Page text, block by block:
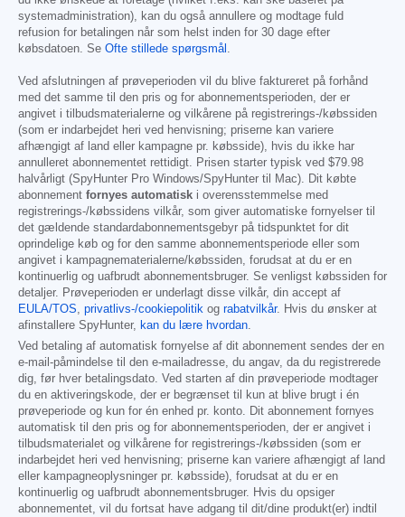
systemadministration), kan du også annullere og modtage fuld
refusion for betalingen når som helst inden for 30 dage efter
købsdatoen. Se Ofte stillede spørgsmål
Ved afslutningen af prøveperioden vil du blive faktureret på forhånd
med det samme til den pris og for abonnementsperioden, der er
angivet i tilbudsmaterialerne og vilkårene på registrerings-/købssiden
(som er indarbejdet heri ved henvisning; priserne kan variere
afhængigt af land eller kampagne pr. købsside), hvis du ikke har
annulleret abonnementet rettidigt. Prisen starter typisk ved $79.98
halvårligt (SpyHunter Pro Windows/SpyHunter til Mac). Dit købte
abonnement fornyes automatisk i overensstemmelse med
registrerings-/købssidens vilkår, som giver automatiske fornyelser til
det gældende standardabonnementsgebyr på tidspunktet for dit
oprindelige køb og for den samme abonnementsperiode eller som
angivet i kampagnematerialerne/købssiden, forudsat at du er en
kontinuerlig og uafbrudt abonnementsbruger. Se venligst købssiden for
detaljer. Prøveperioden er underlagt disse vilkår, din accept af
EULA/TOS
privatlivs-/cookiepolitik og rabatvilkår. Hvis du ønsker at
afinstallere SpyHunter,
kan du lære hvordan
Ved betaling af automatisk fornyelse af dit abonnement sendes der en
e-mail-påmindelse til den e-mailadresse, du angav, da du registrerede
dig, før hver betalingsdato. Ved starten af din prøveperiode modtager
du en aktiveringskode, der er begrænset til kun at blive brugt i én
prøveperiode og kun for én enhed pr. konto. Dit abonnement fornyes
automatisk til den pris og for abonnementsperioden, der er angivet i
tilbudsmaterialet og vilkårene for registrerings-/købssiden (som er
indarbejdet heri ved henvisning; priserne kan variere afhængigt af land
eller kampagneoplysninger pr. købsside), forudsat at du er en
kontinuerlig og uafbrudt abonnementsbruger. Hvis du opsiger
abonnementet, vil du fortsat have adgang til dit/dine produkt(er) indtil